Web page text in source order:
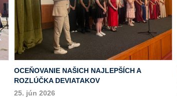
OCEŇOVANIE NAŠICH NAJLEPŠÍCH A
ROZLÚČKA DEVIATAKOV
25. jún 2026